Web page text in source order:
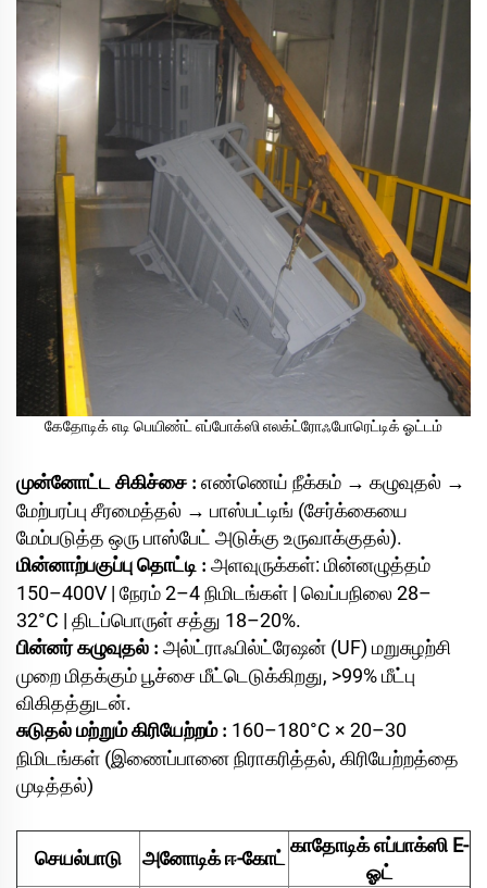
கேதோடிக் எடி பெயிண்ட் எப்போக்ஸி எலக்ட்ரோஃபோரெட்டிக் ஓட்டம்
முன்னோட்ட சிகிச்சை : எண்ணெய் நீக்கம் → கழுவுதல் →
மேற்பரப்பு சீரமைத்தல் → பாஸ்பட்டிங் (சேர்க்கையை
மேம்படுத்த ஒரு பாஸ்பேட் அடுக்கு உருவாக்குதல்).
மின்னாற்பகுப்பு தொட்டி : அளவுருக்கள்: மின்னழுத்தம்
150–400V | நேரம் 2–4 நிமிடங்கள் | வெப்பநிலை 28–
32°C | திடப்பொருள் சத்து 18–20%.
பின்னர் கழுவுதல் : அல்ட்ராஃபில்ட்ரேஷன் (UF) மறுசுழற்சி
முறை மிதக்கும் பூச்சை மீட்டெடுக்கிறது, >99% மீட்பு
விகிதத்துடன்.
சுடுதல் மற்றும் கிரியேற்றம்: 160–180°C × 20–30
நிமிடங்கள் (இணைப்பானை நிராகரித்தல், கிரியேற்றத்தை
முடித்தல்)
செயல்பாடு அனோடிக் ஈ-கோட்
காதோடிக் எப்பாக்ஸி E-
ஓட்